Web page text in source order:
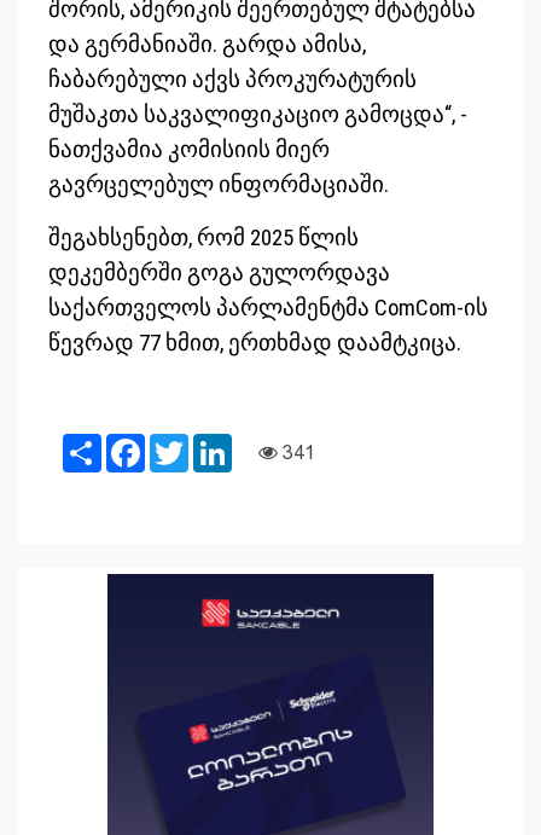
შორის, ამერიკის შეერთებულ შტატებსა
და გერმანიაში. გარდა ამისა,
ჩაბარებული აქვს პროკურატურის
მუშაკთა საკვალიფიკაციო გამოცდა“, -
ნათქვამია კომისიის მიერ
გავრცელებულ ინფორმაციაში.
შეგახსენებთ, რომ 2025 წლის
დეკემბერში გოგა გულორდავა
საქართველოს პარლამენტმა ComCom-ის
წევრად 77 ხმით, ერთხმად დაამტკიცა.
ShareFacebook
TwitterLinkedIn
341